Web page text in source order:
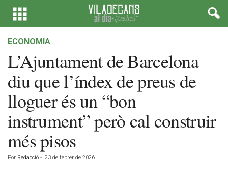
ECONOMIA
L’Ajuntament de Barcelona
diu que l’índex de preus de
lloguer és un “bon
instrument” però cal construir
més pisos
Por Redacció - 23 de febrer de 2026